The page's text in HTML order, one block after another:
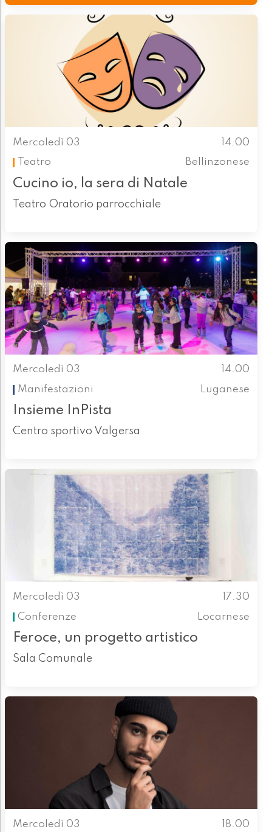
Mercoledì 03
14.00
Teatro
Bellinzonese
Cucino io, la sera di Natale
Teatro Oratorio parrocchiale
Mercoledì 03
14.00
Manifestazioni
Luganese
Insieme InPista
Centro sportivo Valgersa
Mercoledì 03
17.30
Conferenze
Locarnese
Feroce, un progetto artistico
Sala Comunale
Mercoledì 03 18.00